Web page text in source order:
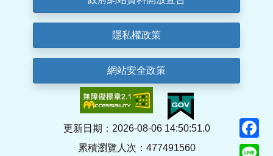
隱私權政策
網站安全政策
更新日期：2026-08-06 14:50:51.0
累積瀏覽人次：477491560